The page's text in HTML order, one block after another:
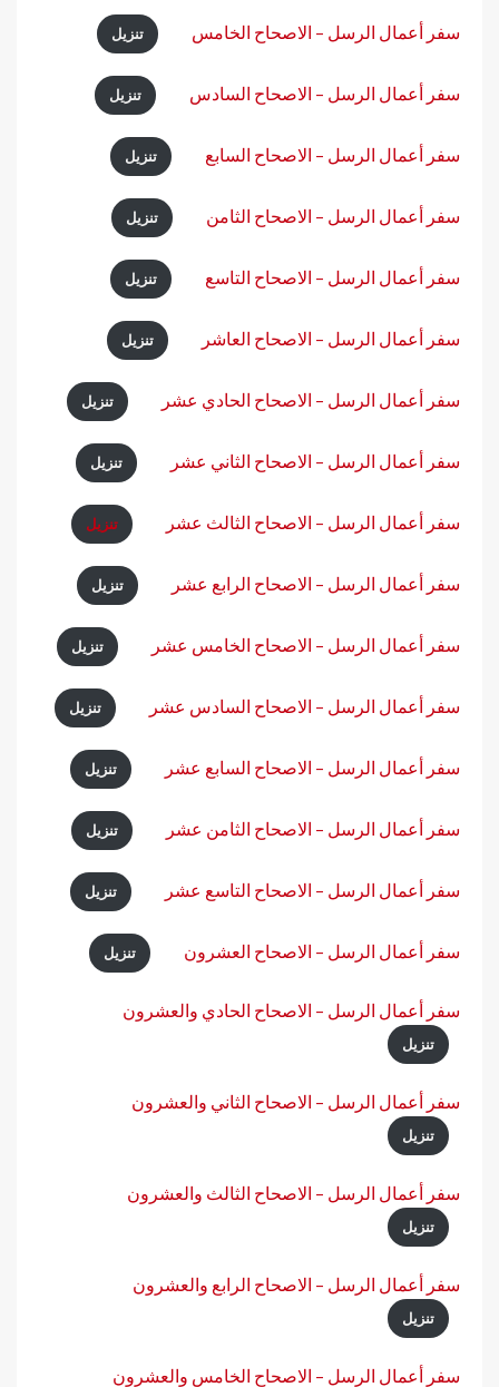
سفر أعمال الرسل – الاصحاح الخامس تنزيل
سفر أعمال الرسل – الاصحاح السادس تنزيل
سفر أعمال الرسل – الاصحاح السابع تنزيل
سفر أعمال الرسل – الاصحاح الثامن تنزيل
سفر أعمال الرسل – الاصحاح التاسع تنزيل
سفر أعمال الرسل – الاصحاح العاشر تنزيل
سفر أعمال الرسل – الاصحاح الحادي عشر تنزيل
سفر أعمال الرسل – الاصحاح الثاني عشر تنزيل
سفر أعمال الرسل – الاصحاح الثالث عشر تنزيل
سفر أعمال الرسل – الاصحاح الرابع عشر تنزيل
سفر أعمال الرسل – الاصحاح الخامس عشر تنزيل
سفر أعمال الرسل – الاصحاح السادس عشر تنزيل
سفر أعمال الرسل – الاصحاح السابع عشر تنزيل
سفر أعمال الرسل – الاصحاح الثامن عشر تنزيل
سفر أعمال الرسل – الاصحاح التاسع عشر تنزيل
سفر أعمال الرسل – الاصحاح العشرون تنزيل
سفر أعمال الرسل – الاصحاح الحادي والعشرون
تنزيل
سفر أعمال الرسل – الاصحاح الثاني والعشرون
تنزيل
سفر أعمال الرسل – الاصحاح الثالث والعشرون
تنزيل
سفر أعمال الرسل – الاصحاح الرابع والعشرون
تنزيل
سفر أعمال الرسل – الاصحاح الخامس والعشرون